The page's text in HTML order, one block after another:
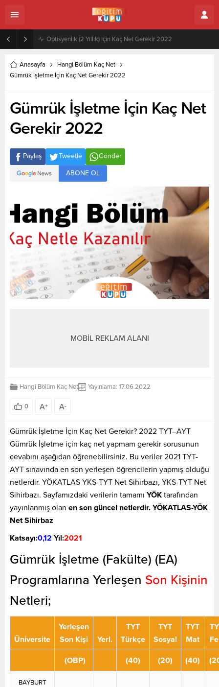
Anasayfa
Hangi Bölüm Kaç Net
Gümrük İşletme İçin Kaç Net Gerekir 2022
Gümrük İşletme İçin Kaç Net
Gerekir 2022
Paylaş Tweetle Gönder
ABONE OL
MOBİL REKLAM ALANI
Hangi Bölüm Kaç Net Yayınlama: 17.06.2022
0 A+ A-
Gümrük İşletme İçin Kaç Net Gerekir? 2022 TYT–AYT
Gümrük İşletme için kaç net yapmam gerekir sorusunun
cevabını aşağıdan öğrenebilirsiniz. Bu veriler 2021 TYT-
AYT sınavında en son yerleşen öğrencilerin yapmış olduğu
netlerdir. YÖKATLAS YKS-TYT Net Sihirbazı, YKS-TYT Net
Sihirbazı. Sayfamızdaki verilerin tamamı YÖK tarafından
yayınlanmış olan en son güncel netlerdir. YÖKATLAS-YÖK
Net Sihirbaz
Katsayı:0,12 Yıl:2021
Gümrük İşletme (Fakülte) (EA)
Programlarına Yerleşen Son Kişinin
Netleri;
Üniversite
Yerleşen
Son Kişi
Yerl.
TYT
Türkçe
TYT
Sosyal
TYT
Mat
(OBP) (40) (20) (40)
BAYBURT